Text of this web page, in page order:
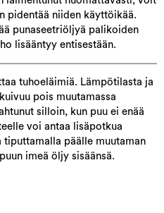
pidentää niiden käyttöikää.
punaseetriöljyä palikoiden
lisääntyy entisestään.
tuhoeläimiä. Lämpötilasta ja
pois muutamassa
silloin, kun puu ei enää
voi antaa lisäpotkua
tiputtamalla päälle muutaman
imeä öljy sisäänsä.